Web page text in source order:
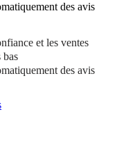
des avis
et les ventes
des avis